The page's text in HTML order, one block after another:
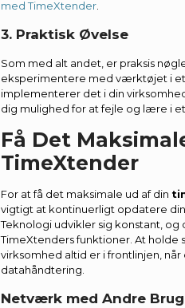
med TimeXtender
3. Praktisk Øvelse
Som med alt andet, er praksis
eksperimentere med værktøjet i
implementerer det i din
dig mulighed for at fejle og lære i
Få Det
TimeXtender
For at få det maksimale ud af din
vigtigt at kontinuerligt opdatere
Teknologi udvikler sig konstant, og
TimeXtenders funktioner. At holde
virksomhed altid er i frontlinjen,
datahåndtering.
Netværk med Andre